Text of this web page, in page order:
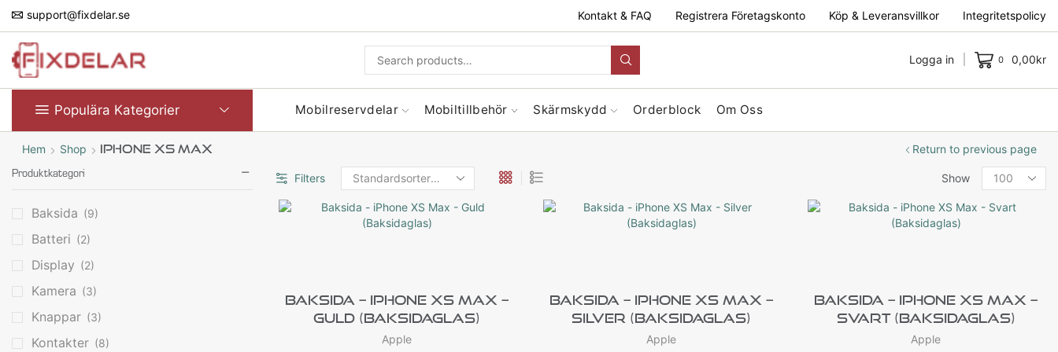
support@fixdelar.se Kontakt & FAQ Registrera Företagskonto Köp & Leveransvillkor Integritetspolicy
Logga in 0 0,00kr
Populära Kategorier Mobilreservdelar Mobiltillbehör Skärmskydd Orderblock Om Oss
Hem Shop IPhone XS Max Return to previous page
Filters Show
Baksida – IPhone XS Max –
Guld (Baksidaglas)
Apple
Baksida – IPhone XS Max –
Silver (Baksidaglas)
Apple
Baksida – IPhone XS Max –
Svart (Baksidaglas)
Apple
Produktkategori
Baksida (9)
Batteri (2)
Display (2)
Kamera (3)
Knappar (3)
Kontakter (8)